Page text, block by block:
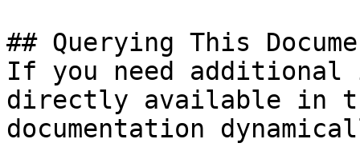
## Querying This
If you need
directly available in
documentation